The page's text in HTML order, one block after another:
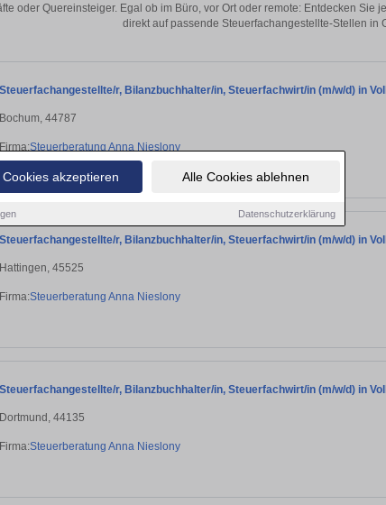
Cookies akzeptieren Alle Cookies ablehnen
Datenschutzerklärung
oder Quereinsteiger. Egal ob im Büro, vor Ort oder remote: Entdecken Sie
direkt auf passende Steuerfachangestellte-Stellen in
Steuerfachangestellte/r, Bilanzbuchhalter/in, Steuerfachwirt/in (m/w/d) in
Bochum, 44787
Firma:Steuerberatung Anna Nieslony
Steuerfachangestellte/r, Bilanzbuchhalter/in, Steuerfachwirt/in (m/w/d) in
Hattingen, 45525
Firma:Steuerberatung Anna Nieslony
Steuerfachangestellte/r, Bilanzbuchhalter/in, Steuerfachwirt/in (m/w/d) in
Dortmund, 44135
Firma:Steuerberatung Anna Nieslony